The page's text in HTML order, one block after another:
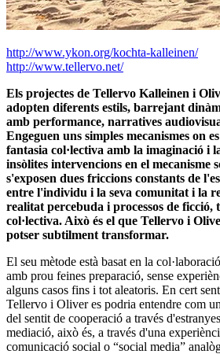
http://www.ykon.org/kochta-kalleinen/
http://www.tellervo.net/
Els projectes de Tellervo Kalleinen i
adopten diferents estils, barrejant
amb performance, narratives
Engeguen uns simples mecanismes on
fantasia col·lectiva amb la imaginació i
insòlites intervencions en el mecanisme
s'exposen dues friccions constants de
entre l'individu i la seva comunitat i la
realitat percebuda i processos de
col·lectiva. Això és el que Tellervo i
potser subtilment transformar.
El seu mètode està basat en la
amb prou feines preparació, sense
alguns casos fins i tot aleatoris. En cert
Tellervo i Oliver es podria entendre com
del sentit de cooperació a través
mediació, això és, a través d'una
comunicació social o “social media”